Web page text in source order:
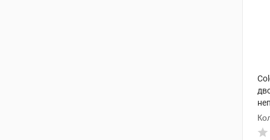
мм